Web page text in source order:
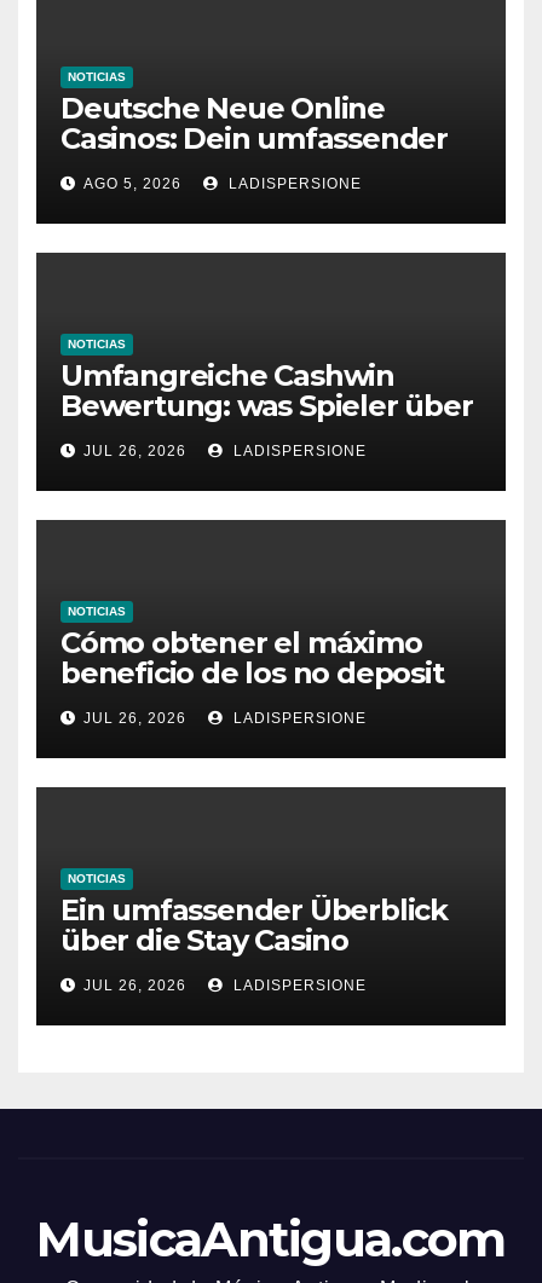
NOTICIAS
Deutsche Neue Online
Casinos: Dein umfassender
Ratgeber für moderne
Glücksspielplattformen
AGO 5, 2026 LADISPERSIONE
NOTICIAS
Umfangreiche Cashwin
Bewertung: was Spieler über
dieses Casino denken
JUL 26, 2026 LADISPERSIONE
NOTICIAS
Cómo obtener el máximo
beneficio de los no deposit
bonus codes de roby casino
JUL 26, 2026 LADISPERSIONE
NOTICIAS
Ein umfassender Überblick
über die Stay Casino
Bonusbedingungen
JUL 26, 2026 LADISPERSIONE
MusicaAntigua.com